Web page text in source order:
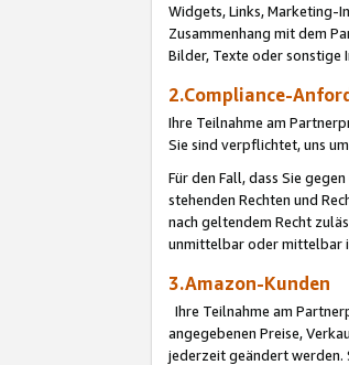
Widgets, Links, Marketing-
Zusammenhang mit dem
Bilder, Texte oder sonstige
2.Compliance-
Ihre Teilnahme am
Sie sind verpflichtet, uns
Für den Fall, dass Sie
stehenden Rechten und
nach geltendem Recht
unmittelbar oder mittelbar
3.Amazon-Kunden
Ihre Teilnahme am
angegebenen Preise,
jederzeit geändert werden.